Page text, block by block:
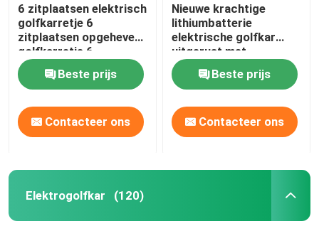
6 zitplaatsen elektrisch
golfkarretje 6
zitplaatsen opgeheven
golfkarretje 6
zitplaatsen EV
golfkarretjeBeste prijs
Contacteer ons
Nieuwe krachtige
lithiumbatterie
elektrische golfkar
uitgerust met
veiligheidsysteem voor
sightseeing bus Top
Golf
Beste prijs
Contacteer ons
Elektrogolfkar (120)